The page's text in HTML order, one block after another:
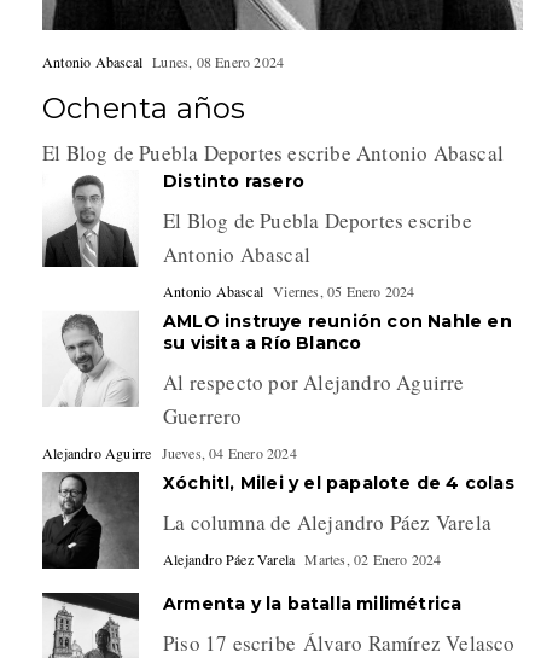
Antonio Abascal Lunes, 08 Enero 2024
Ochenta años
El Blog de Puebla Deportes escribe Antonio Abascal
Distinto rasero
El Blog de Puebla Deportes escribe
Antonio Abascal
Antonio Abascal Viernes, 05 Enero 2024
AMLO instruye reunión con Nahle en
su visita a Río Blanco
Al respecto por Alejandro Aguirre
Guerrero
Alejandro Aguirre Jueves, 04 Enero 2024
Xóchitl, Milei y el papalote de 4 colas
La columna de Alejandro Páez Varela
Alejandro Páez Varela Martes, 02 Enero 2024
Armenta y la batalla milimétrica
Piso 17 escribe Álvaro Ramírez Velasco